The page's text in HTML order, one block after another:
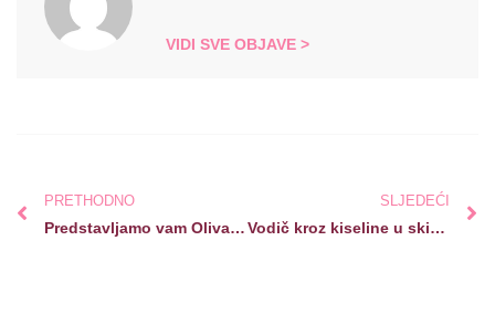
VIDI SVE OBJAVE >
PRETHODNO
Predstavljamo vam Olivalove proizvode za kosu koji su osvojili regiju
SLJEDEĆI
Vodič kroz kiseline u skincare rutini: koje su, kako djeluju i na što obratiti pažnju?